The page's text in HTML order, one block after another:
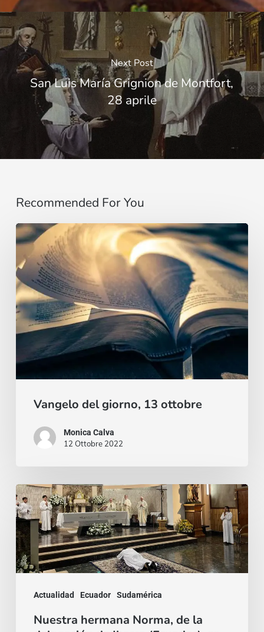
Next Post
San Luis María Grignion de Montfort,
28 aprile
Recommended For You
Vangelo
giorno,
13
ottobre
Vangelo del giorno, 13 ottobre
Monica Calva
12 Ottobre 2022
Actualidad Ecuador Sudamérica
Nuestra
hermana
Norma,
de
la
IbarraNuestra hermana Norma, de la